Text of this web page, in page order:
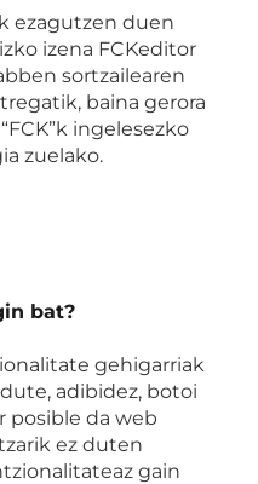
ezagutzen duen
izena FCKeditor
sortzailearen
baina gerora
ingelesezko
zuelako.
bat?
gehigarriak
adibidez, botoi
posible da web
ez duten
gain